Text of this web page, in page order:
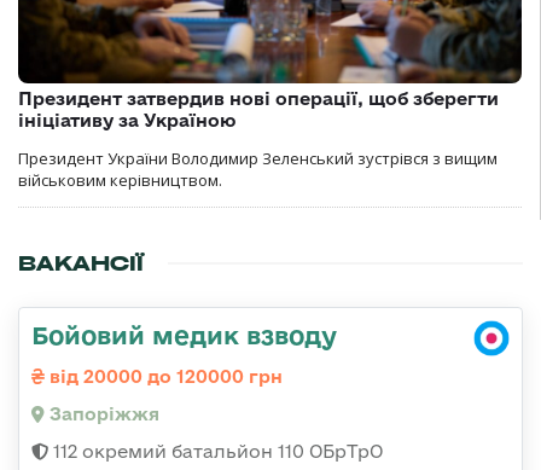
Президент затвердив нові операції, щоб зберегти
ініціативу за Україною
Президент України Володимир Зеленський зустрівся з вищим
військовим керівництвом.
ВАКАНСІЇ
Бойовий медик взводу
від 20000 до 120000 грн
Запоріжжя
112 окремий батальйон 110 ОБрТрО